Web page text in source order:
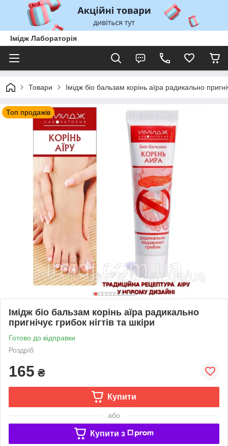
Імідж Лабораторія
Товари Імідж біо бальзам корінь аїра радикально
Топ продажів
Імідж біо бальзам корінь аїра радикально
пригнічує грибок нігтів та шкіри
Готово до відправки
Роздріб
165 ₴
Купити
або
Купити з